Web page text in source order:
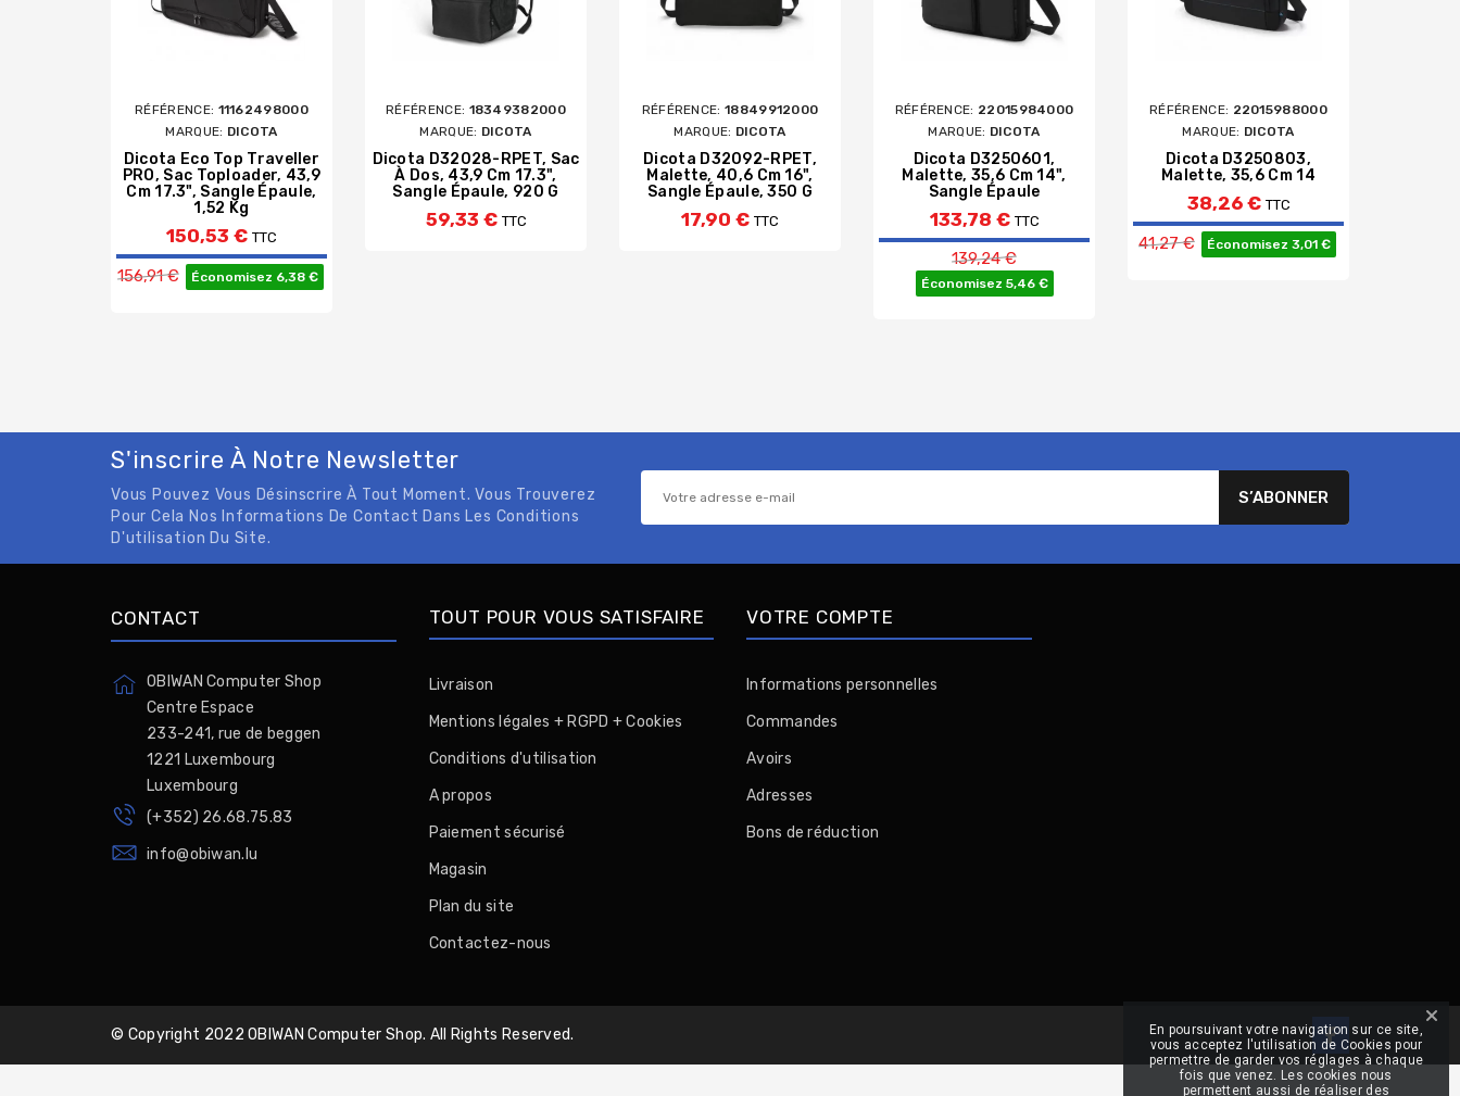
RÉFÉRENCE: 11162498000
MARQUE: DICOTA
Dicota Eco Top Traveller
PRO, Sac Toploader, 43,9
Cm 17.3", Sangle Épaule,
1,52 Kg
150,53 € TTC
Prix de base
156,91 € Économisez 6,38 €
RÉFÉRENCE: 18349382000
MARQUE: DICOTA
Dicota D32028-RPET, Sac
À Dos, 43,9 Cm 17.3",
Sangle Épaule, 920 G
59,33 € TTC
RÉFÉRENCE: 18849912000
MARQUE: DICOTA
Dicota D32092-RPET,
Malette, 40,6 Cm 16",
Sangle Épaule, 350 G
17,90 € TTC
RÉFÉRENCE: 22015984000
MARQUE: DICOTA
Dicota D3250601,
Malette, 35,6 Cm 14",
Sangle Épaule
133,78 € TTC
Prix de base
139,24 €
Économisez 5,46 €
RÉFÉRENCE: 22015988000
MARQUE: DICOTA
Dicota D3250803,
Malette, 35,6 Cm 14
38,26 € TTC
Prix de base
41,27 € Économisez 3,01 €
S'inscrire À Notre Newsletter
Vous Pouvez Vous Désinscrire À Tout Moment. Vous Trouverez
Pour Cela Nos Informations De Contact Dans Les Conditions
D'utilisation Du Site.
CONTACT
OBIWAN Computer Shop
Centre Espace
233-241, rue de beggen
1221 Luxembourg
Luxembourg
(+352) 26.68.75.83
info@obiwan.lu
TOUT POUR VOUS SATISFAIRE
Livraison
Mentions légales + RGPD + Cookies
Conditions d'utilisation
A propos
Paiement sécurisé
Magasin
Plan du site
Contactez-nous
VOTRE COMPTE
Informations personnelles
Commandes
Avoirs
Adresses
Bons de réduction
© Copyright 2022 OBIWAN Computer Shop. All Rights Reserved.
En poursuivant votre navigation sur ce site,
vous acceptez l'utilisation de Cookies pour
permettre de garder vos réglages à chaque
fois que venez. Les cookies nous
permettent aussi de réaliser des